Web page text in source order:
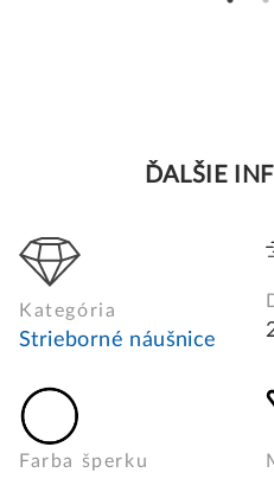
ĎALŠIE
Kategória
Strieborné náušnice
Farba šperku